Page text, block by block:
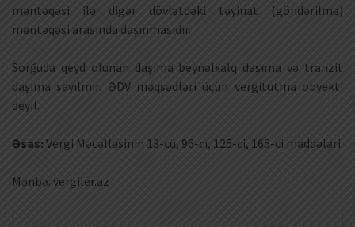
məntəqəsi ilə digər dövlətdəki təyinat (göndərilmə)
məntəqəsi arasında daşınmasıdır.
Sorğuda qeyd olunan daşıma beynəlxalq daşıma və tranzit
daşıma sayılmır. ƏDV məqsədləri üçün vergitutma obyekti
deyil.
Əsas:Vergi Məcəlləsinin 13-cü, 96-cı, 125-ci, 165-ci maddələri.
Mənbə: vergiler.az